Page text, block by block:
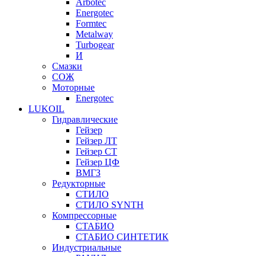
Arbotec
Energotec
Formtec
Metalway
Turbogear
И
Смазки
СОЖ
Моторные
Energotec
LUKOIL
Гидравлические
Гейзер
Гейзер ЛТ
Гейзер СТ
Гейзер ЦФ
ВМГЗ
Редукторные
СТИЛО
СТИЛО SYNTH
Компрессорные
СТАБИО
СТАБИО СИНТЕТИК
Индустриальные